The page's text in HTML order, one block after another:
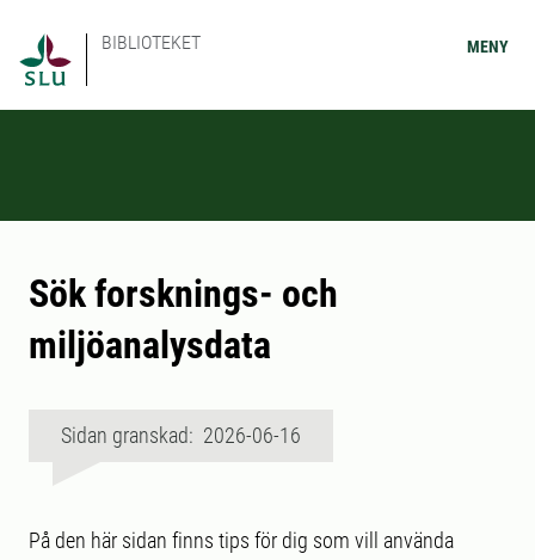
BIBLIOTEKET MENY
Sök forsknings- och
miljöanalysdata
Sidan granskad: 2026-06-16
På den här sidan finns tips för dig som vill använda